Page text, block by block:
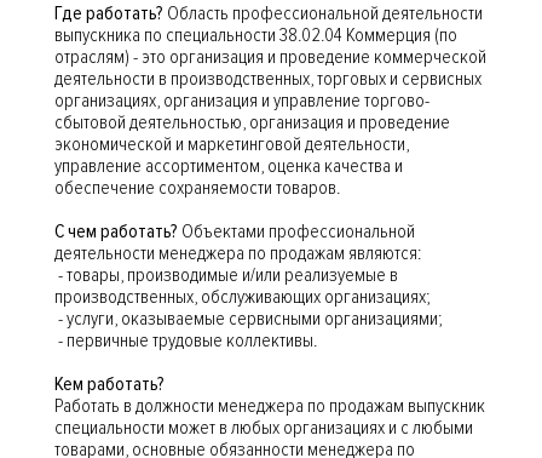
Где работать? Область профессиональной деятельности
выпускника по специальности 38.02.04 Коммерция (по
отраслям) - это организация и проведение коммерческой
деятельности в производственных, торговых и сервисных
организациях, организация и управление торгово-
сбытовой деятельностью, организация и проведение
экономической и маркетинговой деятельности,
управление ассортиментом, оценка качества и
обеспечение сохраняемости товаров.
С чем работать? Объектами профессиональной
деятельности менеджера по продажам являются:
- товары, производимые и/или реализуемые в
производственных, обслуживающих организациях;
- услуги, оказываемые сервисными организациями;
- первичные трудовые коллективы.
Кем работать?
Работать в должности менеджера по продажам выпускник
специальности может в любых организациях и с любыми
товарами, основные обязанности менеджера по